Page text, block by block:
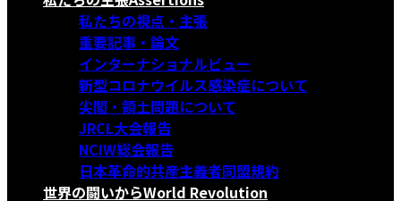
私たちの視点・主張
重要記事・論文
インターナショナルビュー
新型コロナウイルス感染症について
尖閣・領土問題について
JRCL大会報告
NCIW総会報告
日本革命的共産主義者同盟規約
世界の闘いからWorld Revolution